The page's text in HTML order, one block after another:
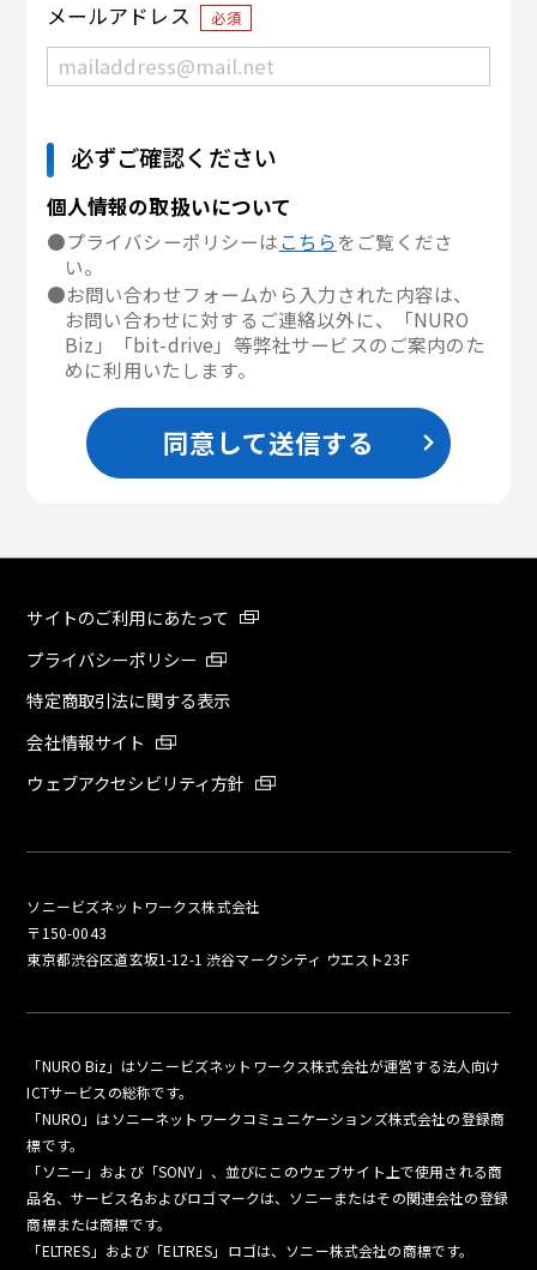
メールアドレス 必須
必ずご確認ください
個人情報の取扱いについて
●プライバシーポリシーはこちらをご覧くださ
い。
●お問い合わせフォームから入力された内容は、
お問い合わせに対するご連絡以外に、「NURO
Biz」「bit-drive」等弊社サービスのご案内のた
めに利用いたします。
同意して送信する
サイトのご利用にあたって
プライバシーポリシー
特定商取引法に関する表示
会社情報サイト
ウェブアクセシビリティ方針
ソニービズネットワークス株式会社
〒150-0043
東京都渋谷区道玄坂1-12-1 渋谷マークシティ ウエスト23F
「NURO Biz」はソニービズネットワークス株式会社が運営する法人向け
ICTサービスの総称です。
「NURO」はソニーネットワークコミュニケーションズ株式会社の登録商
標です。
「ソニー」および「SONY」、並びにこのウェブサイト上で使用される商
品名、サービス名およびロゴマークは、ソニーまたはその関連会社の登録
商標または商標です。
「ELTRES」および「ELTRES」ロゴは、ソニー株式会社の商標です。